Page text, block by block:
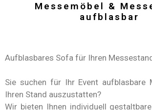
Messemöbel &
aufblasbar
Aufblasbares Sofa für Ihren
Sie suchen für Ihr Event aufblasbare
Ihren Stand auszustatten?
Wir bieten Ihnen individuell